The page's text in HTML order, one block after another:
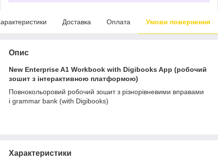
Доставка Оплата Умови повернення
Опис
New Enterprise A1 Workbook with Digibooks App (робочий
зошит з інтерактивною платформою)
Повнокольоровий робочий зошит з різнорівневими вправами
і grammar bank (with Digibooks)
Характеристики